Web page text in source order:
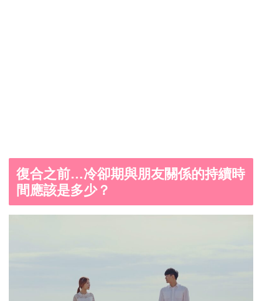
復合之前…冷卻期與朋友關係的持續時
間應該是多少？